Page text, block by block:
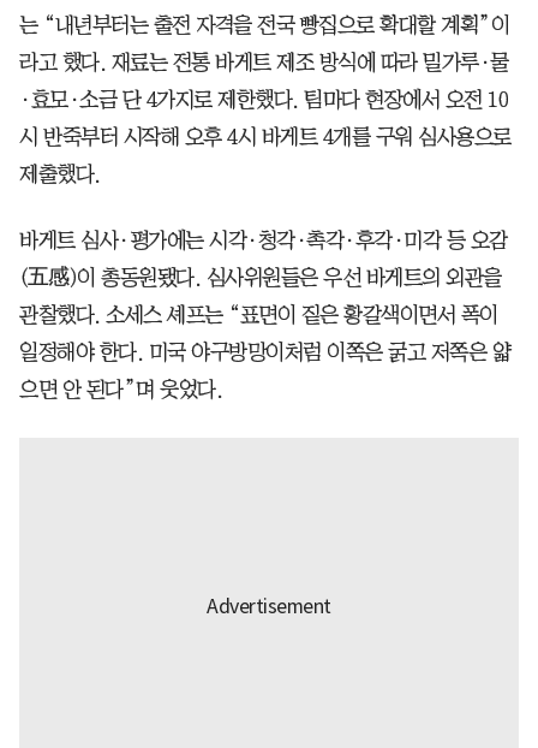
는 “내년부터는 출전 자격을 전국 빵집으로 확대할 계획”이
라고 했다. 재료는 전통 바게트 제조 방식에 따라 밀가루·물
·효모·소금 단 4가지로 제한했다. 팀마다 현장에서 오전 10
시 반죽부터 시작해 오후 4시 바게트 4개를 구워 심사용으로
제출했다.
바게트 심사·평가에는 시각·청각·촉각·후각·미각 등 오감
(五感)이 총동원됐다. 심사위원들은 우선 바게트의 외관을
관찰했다. 소세스 셰프는 “표면이 짙은 황갈색이면서 폭이
일정해야 한다. 미국 야구방망이처럼 이쪽은 굵고 저쪽은 얇
으면 안 된다”며 웃었다.